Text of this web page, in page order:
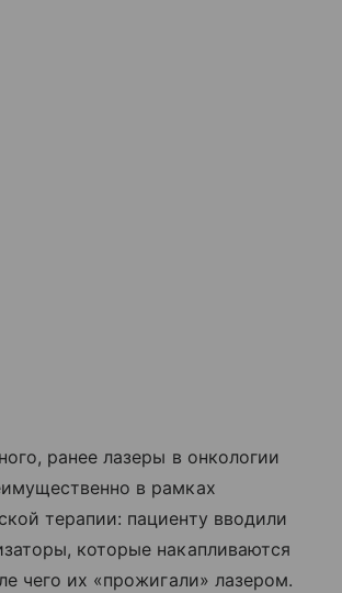
ранее лазеры в онкологии
в рамках
терапии: пациенту вводили
которые накапливаются
чего их «прожигали» лазером.